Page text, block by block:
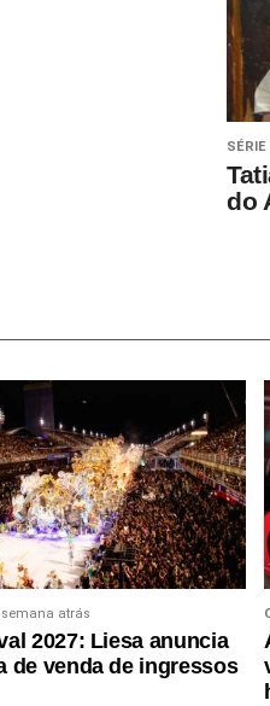
SÉRIE
do
semana atrás
2027: Liesa anuncia
de venda de ingressos